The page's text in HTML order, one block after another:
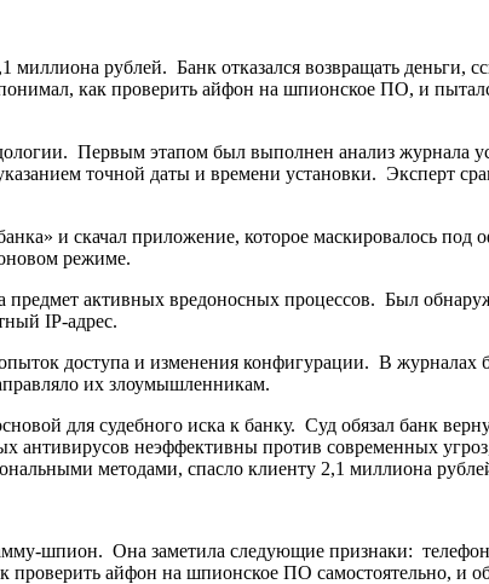
рублей. Банк отказался возвращать деньги,
как проверить айфон на шпионское ПО, и
Первым этапом был выполнен анализ журнала
точной даты и времени установки. Эксперт
и скачал приложение, которое маскировалось под
режиме.
активных вредоносных процессов. Был
IP-адрес.
доступа и изменения конфигурации. В журналах
их злоумышленникам.
для судебного иска к банку. Суд обязал банк
антивирусов неэффективны против современных
методами, спасло клиенту 2,1 миллиона
шпион. Она заметила следующие признаки: телефон
проверить айфон на шпионское ПО самостоятельно, и